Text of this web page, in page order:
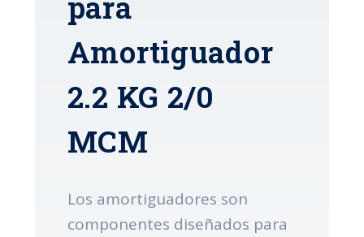
Amortiguador
2.2 KG 2/0
MCM
Los amortiguadores son
componentes diseñados para